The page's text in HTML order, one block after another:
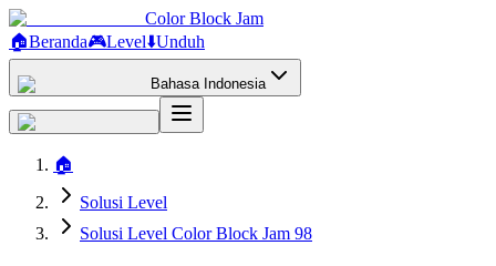
Color Block Jam
🏠Beranda🎮Level⬇️Unduh
Bahasa Indonesia
🏠
Solusi Level
Solusi Level Color Block Jam 98